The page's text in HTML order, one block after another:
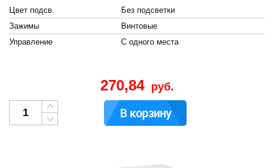
Цвет подсв.
Без подсветки
Зажимы
Винтовые
Управление
С одного места
270,84 руб.
В корзину